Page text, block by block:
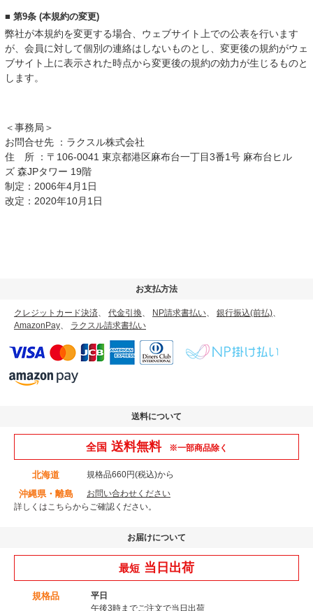
■ 第9条 (本規約の変更)
弊社が本規約を変更する場合、ウェブサイト上での公表を行います
が、会員に対して個別の連絡はしないものとし、変更後の規約がウェ
ブサイト上に表示された時点から変更後の規約の効力が生じるものと
します。
＜事務局＞
お問合せ先 ：ラクスル株式会社
住 所 ：〒106-0041 東京都港区麻布台一丁目3番1号 麻布台ヒル
ズ 森JPタワー 19階
制定：2006年4月1日
改定：2020年10月1日
お支払方法
クレジットカード決済、 代金引換、 NP請求書払い、 銀行振込(前払)、
AmazonPay、 ラクスル請求書払い
送料について
全国 送料無料 ※一部商品除く
北海道 規格品660円(税込)から
沖縄県・離島
お問い合わせください
詳しくはこちらからご確認ください。
お届けについて
最短 当日出荷
規格品
平日
午後3時までご注文で当日出荷